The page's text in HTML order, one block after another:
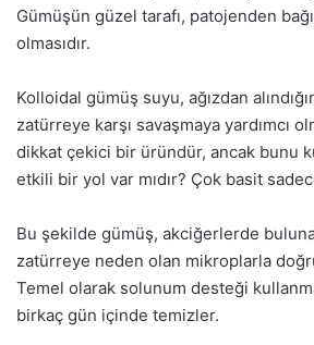
Gümüşün güzel tarafı, patojenden
olmasıdır.
Kolloidal gümüş suyu, ağızdan
zatürreye karşı savaşmaya yardımcı
dikkat çekici bir üründür, ancak bunu
etkili bir yol var mıdır? Çok basit
Bu şekilde gümüş, akciğerlerde
zatürreye neden olan mikroplarla
Temel olarak solunum desteği
birkaç gün içinde temizler.